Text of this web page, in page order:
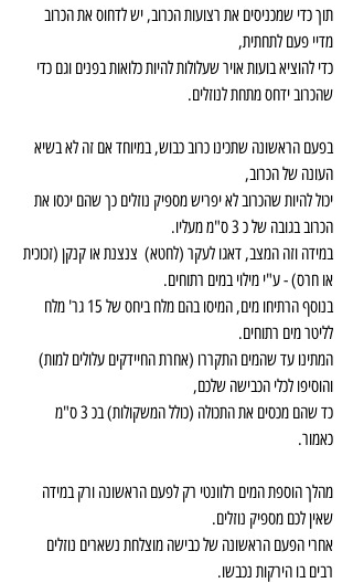
תוך כדי שמכניסים את רצועות הכרוב, יש לדחוס את הכרוב
מדיי פעם לתחתית,
כדי להוציא בועות אויר שעלולות להיות כלואות בפנים וגם כדי
שהכרוב ידחס מתחת לנוזלים.
בפעם הראשונה שתכינו כרוב כבוש, במיוחד אם זה לא בשיא
העונה של הכרוב,
יכול להיות שהכרוב לא יפריש מספיק נוזלים כך שהם יכסו את
הכרוב בגובה של כ 3 ס"מ מעליו.
במידה וזה המצב, דאגו לעקר (לחטא)  צנצנת או קנקן (זכוכית
או חרס) - ע"י מילוי במים רתוחים.
בנוסף הרתיחו מים, המיסו בהם מלח ביחס של 15 גר' מלח
לליטר מים רתוחים.
המתינו עד שהמים התקררו (אחרת החיידקים עלולים למות)
והוסיפו לכלי הכבישה שלכם,
כד שהם מכסים את התכולה (כולל המשקולות) בכ 3 ס"מ
כאמור.
מהלך הוספת המים רלוונטי רק לפעם הראשונה ורק במידה
שאין לכם מספיק נוזלים.
אחרי הפעם הראשונה של כבישה מוצלחת נשארים נוזלים
רבים בו הירקות נכבשו.